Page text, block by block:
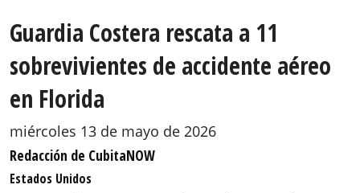
Guardia Costera rescata a 11
sobrevivientes de accidente aéreo
en Florida
miércoles 13 de mayo de 2026
Redacción de CubitaNOW
Estados Unidos